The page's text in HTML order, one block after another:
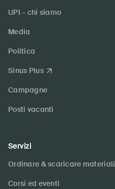
UPI – chi siamo
Media
Politica
Sinus Plus
Campagne
Posti vacanti
Servizi
Ordinare & scaricare materiali
Corsi ed eventi